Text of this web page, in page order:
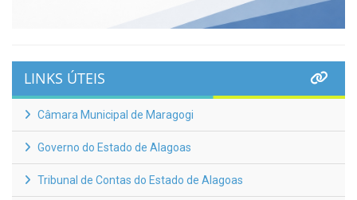
LINKS ÚTEIS
Câmara Municipal de Maragogi
Governo do Estado de Alagoas
Tribunal de Contas do Estado de Alagoas